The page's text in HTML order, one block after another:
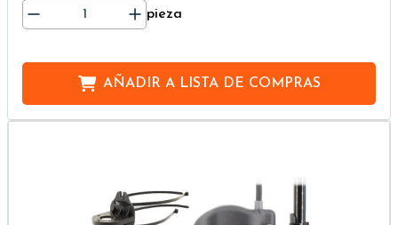
pieza
AÑADIR ALISTA DE COMPRAS